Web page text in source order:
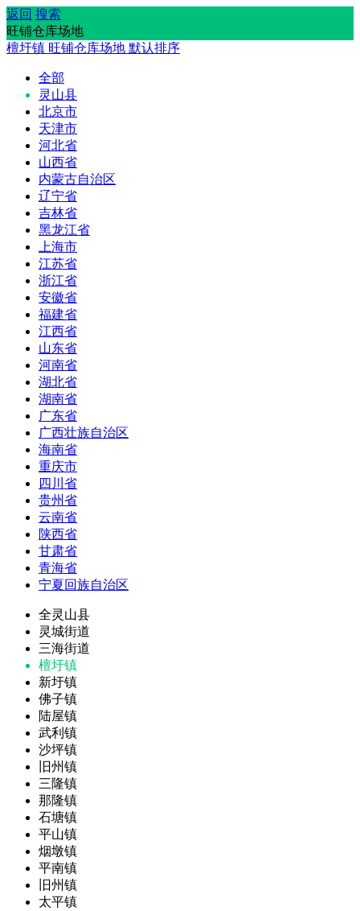
返回 搜索
旺铺仓库场地
檀圩镇 旺铺仓库场地 默认排序
全部
灵山县
北京市
天津市
河北省
山西省
内蒙古自治区
辽宁省
吉林省
黑龙江省
上海市
江苏省
浙江省
安徽省
福建省
江西省
山东省
河南省
湖北省
湖南省
广东省
广西壮族自治区
海南省
重庆市
四川省
贵州省
云南省
陕西省
甘肃省
青海省
宁夏回族自治区
全灵山县
灵城街道
三海街道
檀圩镇
新圩镇
佛子镇
陆屋镇
武利镇
沙坪镇
旧州镇
三隆镇
那隆镇
石塘镇
平山镇
烟墩镇
平南镇
旧州镇
太平镇